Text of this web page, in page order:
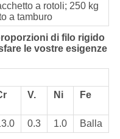
a rotoli; 250 kg
a tamburo
di filo rigido
le vostre esigenze
V. Ni Fe
0.3 1.0 Balla